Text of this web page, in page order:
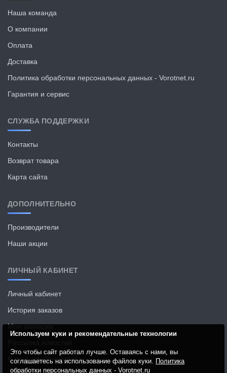
Наша команда
О компании
Оплата
Доставка
Политика обработки персональных данных - Vorotnet.ru
Гарантия и сервис
СЛУЖБА ПОДДЕРЖКИ
Контакты
Возврат товара
Карта сайта
ДОПОЛНИТЕЛЬНО
Производители
Наши акции
ЛИЧНЫЙ КАБИНЕТ
Личный кабинет
История заказов
Мои закладки
E-mail: info@vorotnet.ru
Используем куки и рекомендательные технологии
Это чтобы сайт работал лучше. Оставаясь с нами, вы
соглашаетесь на использование файлов куки. Политика
обработки персональных данных - Vorotnet.ru